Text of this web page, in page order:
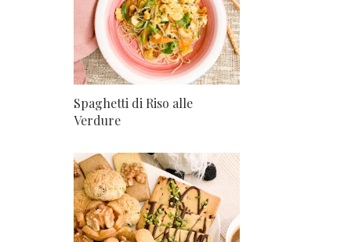
Spaghetti di Riso alle
Verdure